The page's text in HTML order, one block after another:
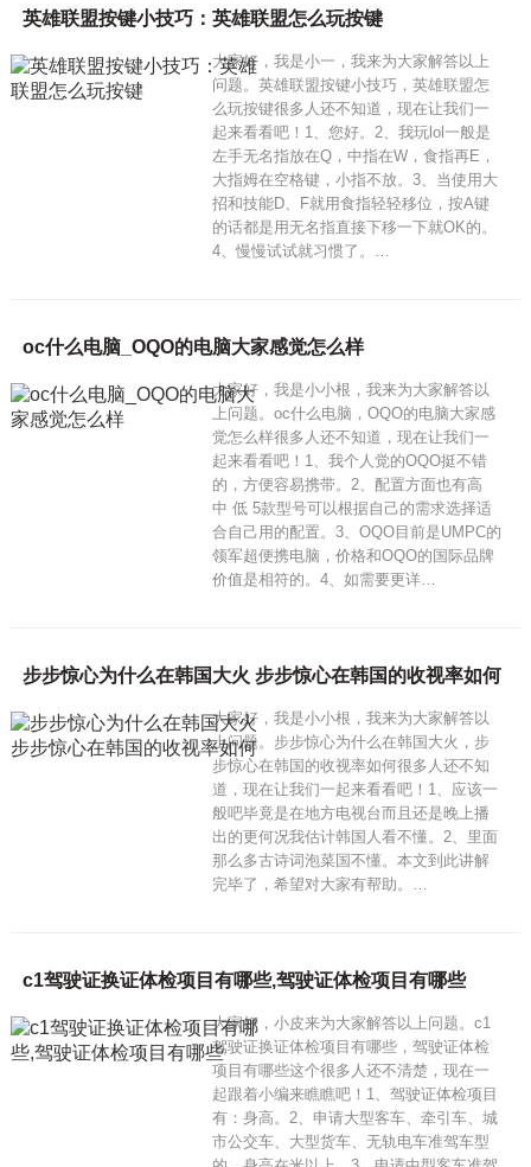
英雄联盟按键小技巧：英雄联盟怎么玩按键
大家好，我是小一，我来为大家解答以上
问题。英雄联盟按键小技巧，英雄联盟怎
么玩按键很多人还不知道，现在让我们一
起来看看吧！1、您好。2、我玩lol一般是
左手无名指放在Q，中指在W，食指再E，
大指姆在空格键，小指不放。3、当使用大
招和技能D、F就用食指轻轻移位，按A键
的话都是用无名指直接下移一下就OK的。
4、慢慢试试就习惯了。…
oc什么电脑_OQO的电脑大家感觉怎么样
大家好，我是小小根，我来为大家解答以
上问题。oc什么电脑，OQO的电脑大家感
觉怎么样很多人还不知道，现在让我们一
起来看看吧！1、我个人觉的OQO挺不错
的，方便容易携带。2、配置方面也有高
中 低 5款型号可以根据自己的需求选择适
合自己用的配置。3、OQO目前是UMPC的
领军超便携电脑，价格和OQO的国际品牌
价值是相符的。4、如需要更详…
步步惊心为什么在韩国大火 步步惊心在韩国的收视率如何
大家好，我是小小根，我来为大家解答以
上问题。步步惊心为什么在韩国大火，步
步惊心在韩国的收视率如何很多人还不知
道，现在让我们一起来看看吧！1、应该一
般吧毕竟是在地方电视台而且还是晚上播
出的更何况我估计韩国人看不懂。2、里面
那么多古诗词泡菜国不懂。本文到此讲解
完毕了，希望对大家有帮助。…
c1驾驶证换证体检项目有哪些,驾驶证体检项目有哪些
大家好，小皮来为大家解答以上问题。c1
驾驶证换证体检项目有哪些，驾驶证体检
项目有哪些这个很多人还不清楚，现在一
起跟着小编来瞧瞧吧！1、驾驶证体检项目
有：身高。2、申请大型客车、牵引车、城
市公交车、大型货车、无轨电车准驾车型